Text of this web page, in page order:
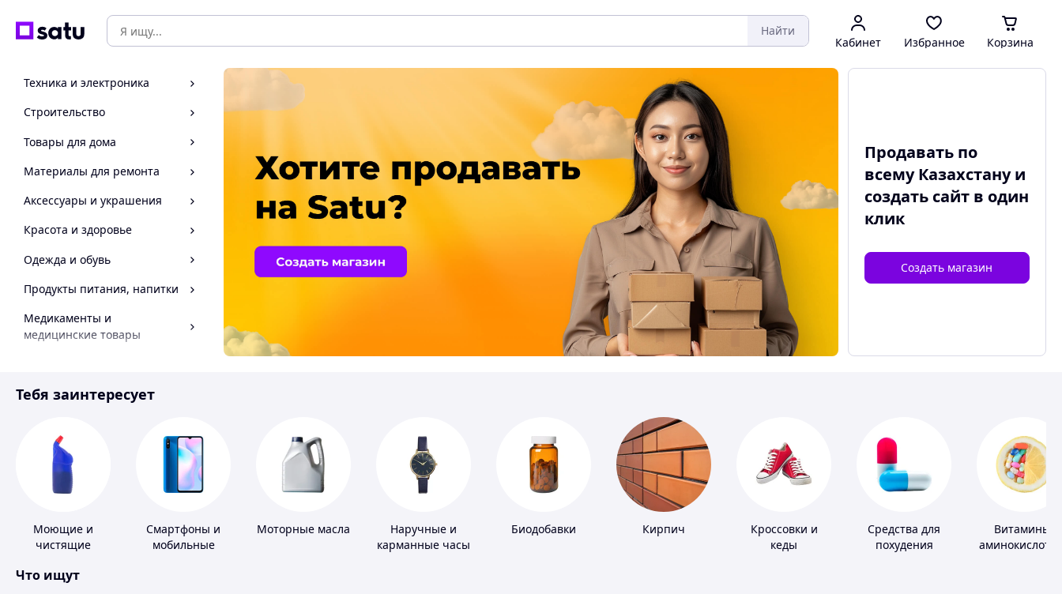
Найти
Кабинет Избранное Корзина
Техника и электроника
Строительство
Товары для дома
Материалы для ремонта
Аксессуары и украшения
Красота и здоровье
Одежда и обувь
Продукты питания, напитки
Медикаменты и
медицинские товары
Инструмент
Продавать по
всему Казахстану и
создать сайтв один
клик
Создать магазин
Тебя заинтересует
Моющие и
чистящие
Смартфоны и
мобильные
Моторные масла
Наручные и
карманные часы
Биодобавки Кирпич
Кроссовки и
кеды
Средства для
похудения
Витамины,
аминокислоты
Что ищут